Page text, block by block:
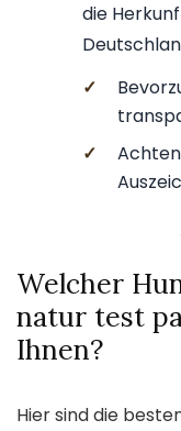
die
✓
✓
Welcher
natur test
Ihnen?
Hier sind die